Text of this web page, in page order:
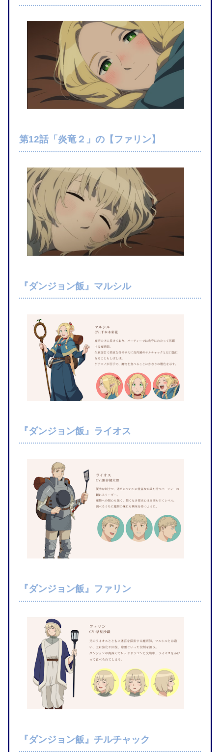
第12話「炎竜２」の【ファリン】
『ダンジョン飯』マルシル
『ダンジョン飯』ライオス
『ダンジョン飯』ファリン
『ダンジョン飯』チルチャック